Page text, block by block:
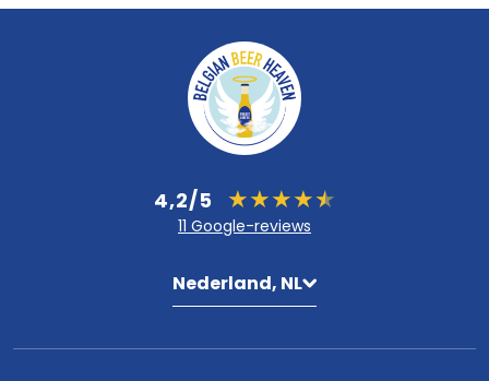
4,2/5
11 Google-reviews
Nederland, NL